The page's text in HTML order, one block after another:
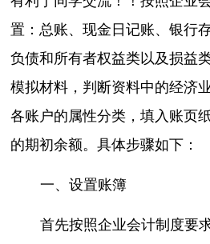
置：总账、现金日记账、银行
负债和所有者权益类以及损益
模拟材料，判断资料中的经济
各账户的属性分类，填入账页
的期初余额。具体步骤如下：
一、设置账簿
首先按照企业会计制度要